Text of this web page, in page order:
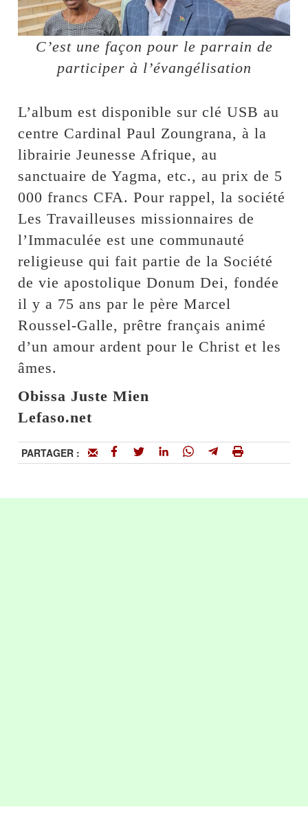
C’est une façon pour le parrain de
participer à l’évangélisation
L’album est disponible sur clé USB au
centre Cardinal Paul Zoungrana, à la
librairie Jeunesse Afrique, au
sanctuaire de Yagma, etc., au prix de 5
000 francs CFA. Pour rappel, la société
Les Travailleuses missionnaires de
l’Immaculée est une communauté
religieuse qui fait partie de la Société
de vie apostolique Donum Dei, fondée
il y a 75 ans par le père Marcel
Roussel-Galle, prêtre français animé
d’un amour ardent pour le Christ et les
âmes.
Obissa Juste Mien
Lefaso.net
PARTAGER :